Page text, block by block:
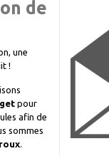
de
une
!
pour
afin de
sommes
.